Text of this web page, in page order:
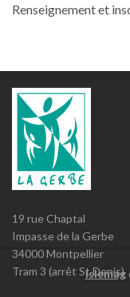
Renseignement et
19 rue Chaptal
Impasse de la Gerbe
34000 Montpellier
Tram 3 (arrêt St Denis)
Islemag